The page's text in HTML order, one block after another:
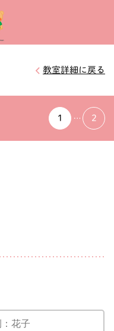
教室詳細に戻る
1 2